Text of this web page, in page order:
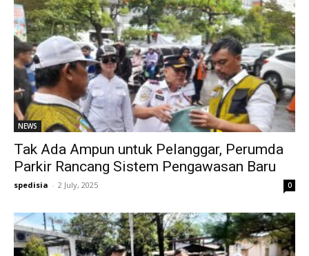
NEWS
Tak Ada Ampun untuk Pelanggar, Perumda
Parkir Rancang Sistem Pengawasan Baru
spedisia - 2 July, 2025 0